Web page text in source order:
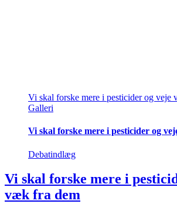
Vi skal forske mere i pesticider og veje
Galleri
Vi skal forske mere i pesticider og
Debatindlæg
Vi skal forske mere i
væk fra dem